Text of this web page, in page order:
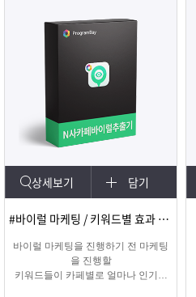
상세보기 담기
#바이럴 마케팅 / 키워드별 효과 카페 확인
바이럴 마케팅을 진행하기 전 마케팅
을 진행할
키워드들이 카페별로 얼마나 인기가